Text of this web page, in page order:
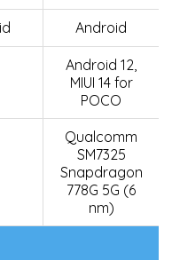
Android
Android 12,
MIUI 14 for
POCO
Qualcomm
SM7325
Snapdragon
778G 5G (6
nm)